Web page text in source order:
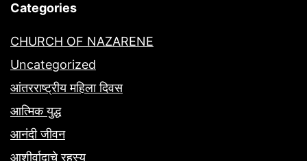
Categories
CHURCH OF NAZARENE
Uncategorized
आंतरराष्ट्रीय महिला दिवस
आत्मिक युद्ध
आनंदी जीवन
आशीर्वादाचे रहस्य